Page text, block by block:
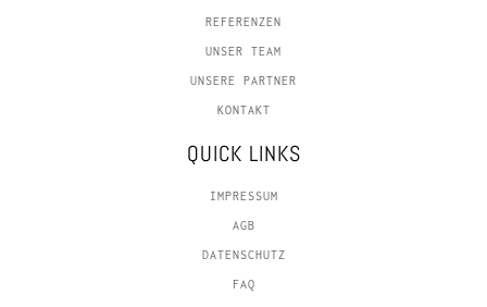
REFERENZEN
UNSER TEAM
UNSERE PARTNER
KONTAKT
QUICK LINKS
IMPRESSUM
AGB
DATENSCHUTZ
FAQ